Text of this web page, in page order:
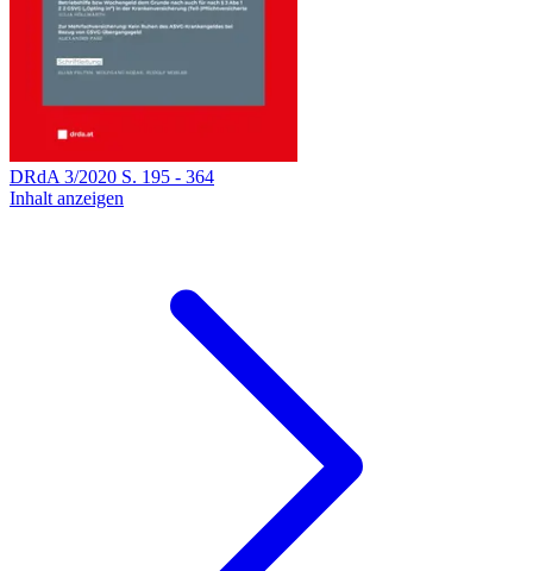
DRdA 3/2020 S. 195 - 364
Inhalt anzeigen